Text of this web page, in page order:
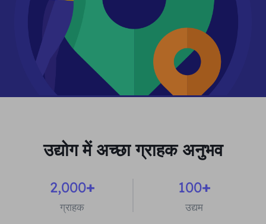
उद्योग में अच्छा ग्राहक अनुभव
2,000+
ग्राहक
100+
उद्यम